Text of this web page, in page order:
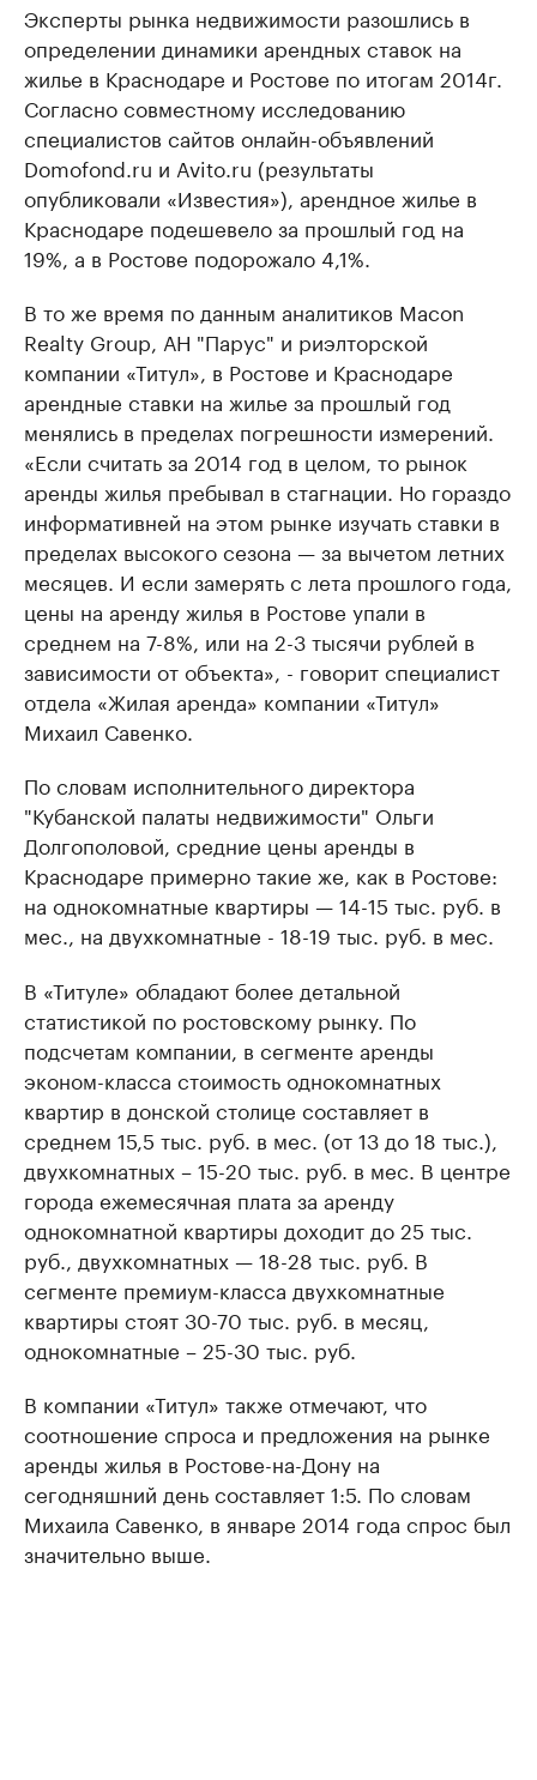
Эксперты рынка недвижимости разошлись в
определении динамики арендных ставок на
жилье в Краснодаре и Ростове по итогам 2014г.
Согласно совместному исследованию
специалистов сайтов онлайн-объявлений
Domofond.ru и Avito.ru (результаты
опубликовали «Известия»), арендное жилье в
Краснодаре подешевело за прошлый год на
19%, а в Ростове подорожало 4,1%.
В то же время по данным аналитиков Macon
Realty Group, АН "Парус" и риэлторской
компании «Титул», в Ростове и Краснодаре
арендные ставки на жилье за прошлый год
менялись в пределах погрешности измерений.
«Если считать за 2014 год в целом, то рынок
аренды жилья пребывал в стагнации. Но гораздо
информативней на этом рынке изучать ставки в
пределах высокого сезона — за вычетом летних
месяцев. И если замерять с лета прошлого года,
цены на аренду жилья в Ростове упали в
среднем на 7-8%, или на 2-3 тысячи рублей в
зависимости от объекта», - говорит специалист
отдела «Жилая аренда» компании «Титул»
Михаил Савенко.
По словам исполнительного директора
"Кубанской палаты недвижимости" Ольги
Долгополовой, средние цены аренды в
Краснодаре примерно такие же, как в Ростове:
на однокомнатные квартиры — 14-15 тыс. руб. в
мес., на двухкомнатные - 18-19 тыс. руб. в мес.
В «Титуле» обладают более детальной
статистикой по ростовскому рынку. По
подсчетам компании, в сегменте аренды
эконом-класса стоимость однокомнатных
квартир в донской столице составляет в
среднем 15,5 тыс. руб. в мес. (от 13 до 18 тыс.),
двухкомнатных – 15-20 тыс. руб. в мес. В центре
города ежемесячная плата за аренду
однокомнатной квартиры доходит до 25 тыс.
руб., двухкомнатных — 18-28 тыс. руб. В
сегменте премиум-класса двухкомнатные
квартиры стоят 30-70 тыс. руб. в месяц,
однокомнатные – 25-30 тыс. руб.
В компании «Титул» также отмечают, что
соотношение спроса и предложения на рынке
аренды жилья в Ростове-на-Дону на
сегодняшний день составляет 1:5. По словам
Михаила Савенко, в январе 2014 года спрос был
значительно выше.